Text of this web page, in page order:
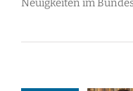
Neuigkeiten im